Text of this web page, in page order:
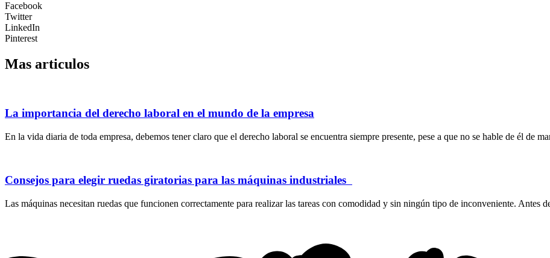
Facebook
Twitter
LinkedIn
Pinterest
Mas articulos
La importancia del derecho laboral en el mundo de la empresa
En la vida diaria de toda empresa, debemos tener claro que el derecho laboral se encuentra siempre presente, pese a que no se hable de él de
Consejos para elegir ruedas giratorias para las máquinas industriales
Las máquinas necesitan ruedas que funcionen correctamente para realizar las tareas con comodidad y sin ningún tipo de inconveniente. Antes